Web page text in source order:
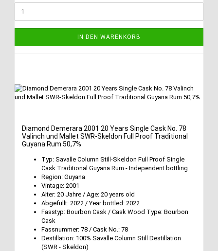
IN DEN WARENKORB
Diamond Demerara 2001 20 Years Single Cask No. 78
Valinch und Mallet SWR-Skeldon Full Proof Traditional
Guyana Rum 50,7%
Typ: Savalle Column Still-Skeldon Full Proof Single
Cask Traditional Guyana Rum - Independent bottling
Region: Guyana
Vintage: 2001
Alter: 20 Jahre / Age: 20 years old
Abgefüllt: 2022 / Year bottled: 2022
Fasstyp: Bourbon Cask / Cask Wood Type: Bourbon
Cask
Fassnummer: 78 / Cask No.: 78
Destillation: 100% Savalle Column Still Destillation
(SWR - Skeldon)